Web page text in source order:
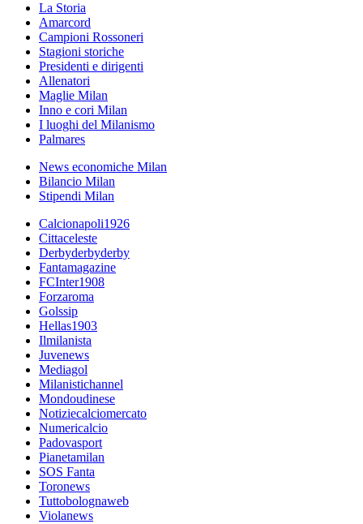
La Storia
Amarcord
Campioni Rossoneri
Stagioni storiche
Presidenti e dirigenti
Allenatori
Maglie Milan
Inno e cori Milan
I luoghi del Milanismo
Palmares
News economiche Milan
Bilancio Milan
Stipendi Milan
Calcionapoli1926
Cittaceleste
Derbyderbyderby
Fantamagazine
FCInter1908
Forzaroma
Golssip
Hellas1903
Ilmilanista
Juvenews
Mediagol
Milanistichannel
Mondoudinese
Notiziecalciomercato
Numericalcio
Padovasport
Pianetamilan
SOS Fanta
Toronews
Tuttobolognaweb
Violanews